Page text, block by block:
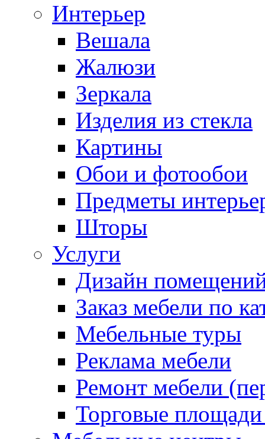
Интерьер
Вешала
Жалюзи
Зеркала
Изделия из стекла
Картины
Обои и фотообои
Предметы
Шторы
Услуги
Дизайн
Заказ мебели по
Мебельные туры
Реклама мебели
Ремонт мебели
Торговые